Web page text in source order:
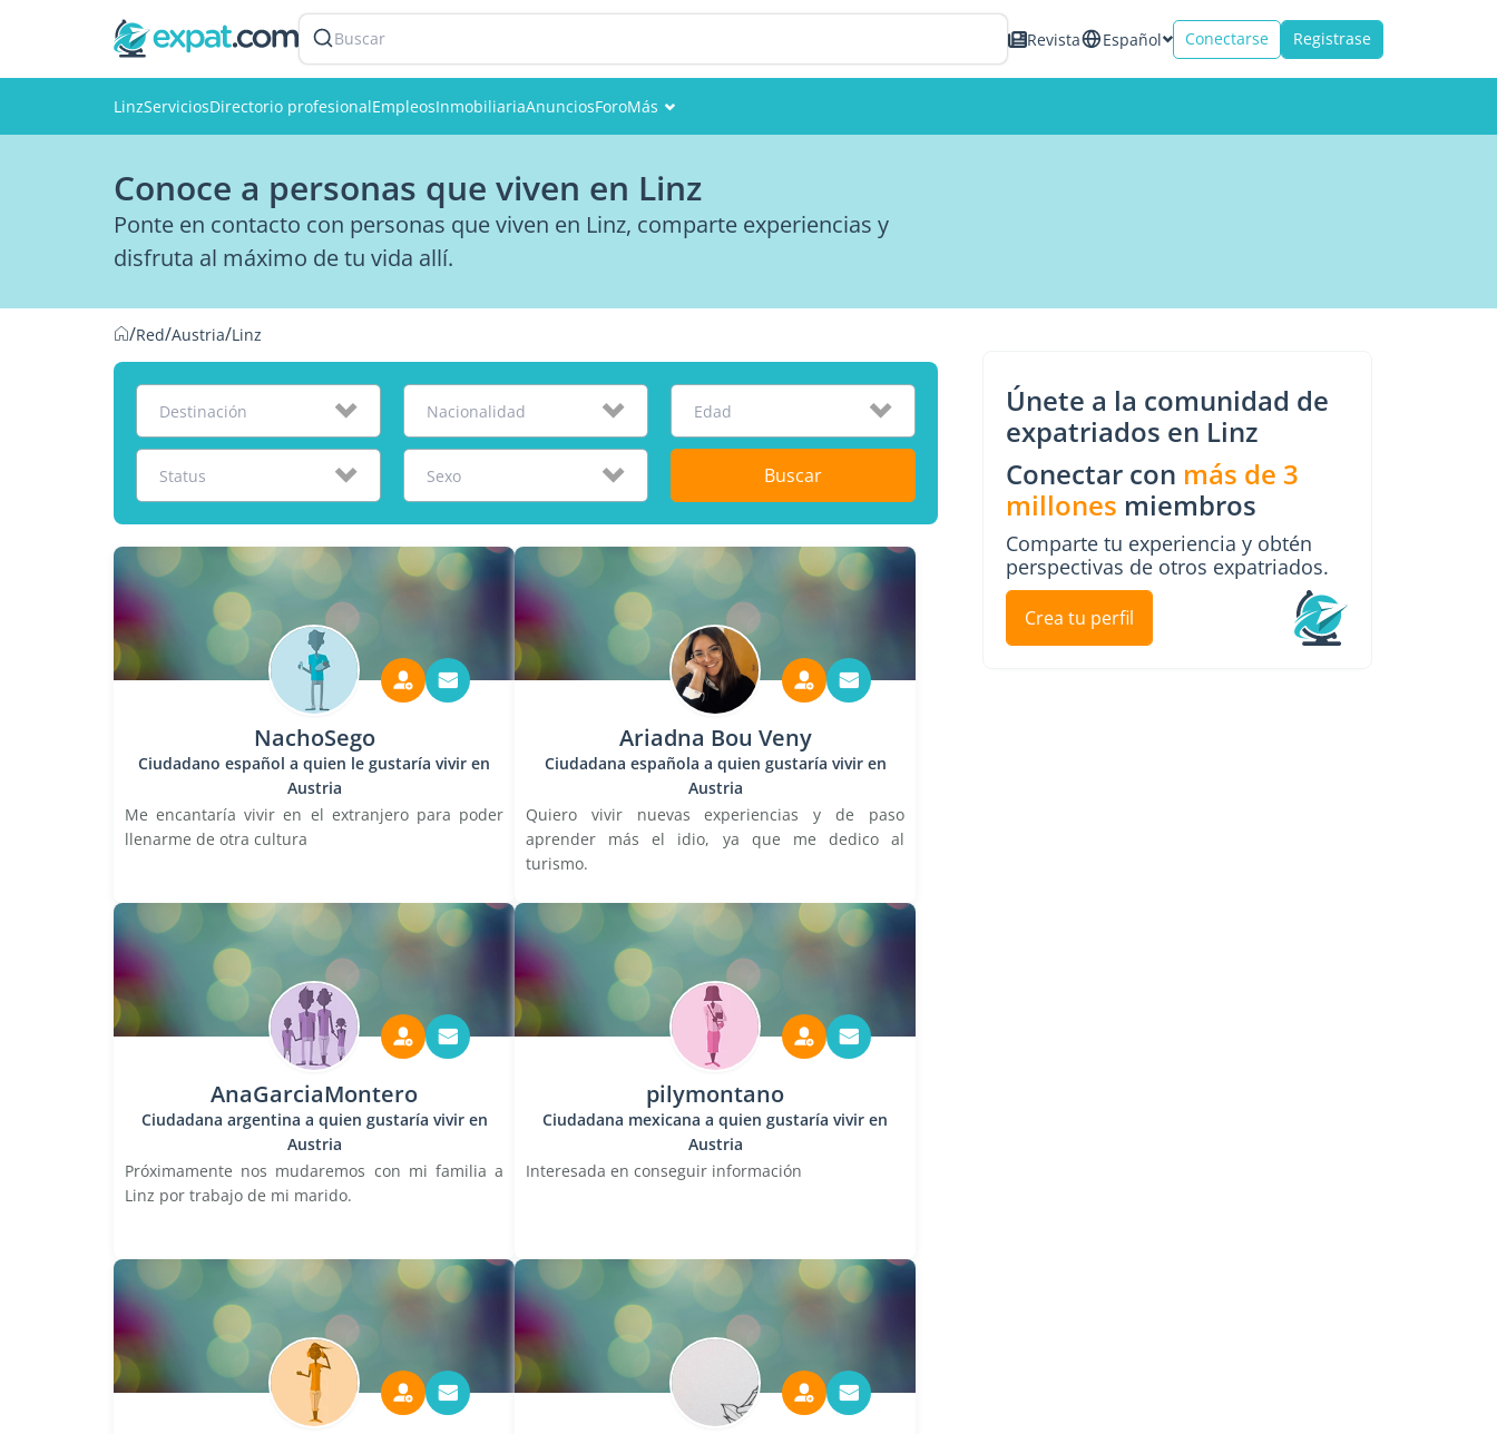
Buscar Revista Español Conectarse Registrase
LinzServiciosDirectorio profesionalEmpleosInmobiliariaAnunciosForoMás
Miembros
Conoce a personas que viven en Linz
Ponte en contacto con personas que viven en Linz, comparte experiencias y
disfruta al máximo de tu vida allí.
/Red/Austria/Linz
Destinación Nacionalidad Edad
Status Sexo Buscar
NachoSego
Ciudadano español a quien le gustaría vivir en
Austria
Me encantaría vivir en el extranjero para poder
llenarme de otra cultura
Ariadna Bou Veny
Ciudadana española a quien gustaría vivir en
Austria
Quiero vivir nuevas experiencias y de paso
aprender más el idio, ya que me dedico al
turismo.
AnaGarciaMontero
Ciudadana argentina a quien gustaría vivir en
Austria
Próximamente nos mudaremos con mi familia a
Linz por trabajo de mi marido.
pilymontano
Ciudadana mexicana a quien gustaría vivir en
Austria
Interesada en conseguir información
Únete a la comunidad de
expatriados en Linz
Conectar con más de 3
millones miembros
Comparte tu experiencia y obtén
perspectivas de otros expatriados.
Crea tu perfil